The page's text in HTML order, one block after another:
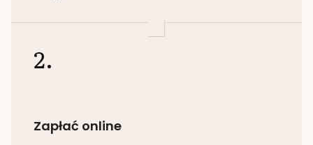
2.
Zapłać online